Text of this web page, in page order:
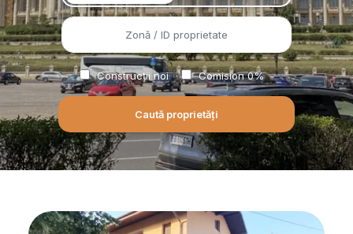
Construcții noi Comision 0%